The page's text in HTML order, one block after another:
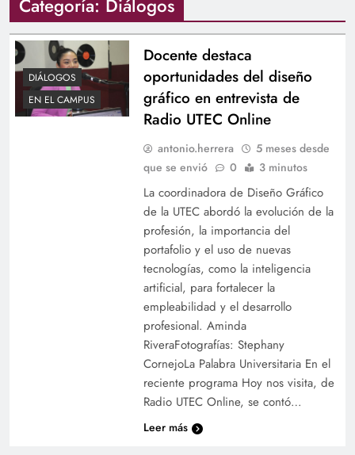
Categoría: Diálogos
DIÁLOGOS
EN EL CAMPUS
Docente destaca
oportunidades del diseño
gráfico en entrevista de
Radio UTEC Online
antonio.herrera
5 meses desde
que se envió
0 3 minutos
La coordinadora de Diseño Gráfico
de la UTEC abordó la evolución de la
profesión, la importancia del
portafolio y el uso de nuevas
tecnologías, como la inteligencia
artificial, para fortalecer la
empleabilidad y el desarrollo
profesional. Aminda
RiveraFotografías: Stephany
CornejoLa Palabra Universitaria En el
reciente programa Hoy nos visita, de
Radio UTEC Online, se contó…
Leer más